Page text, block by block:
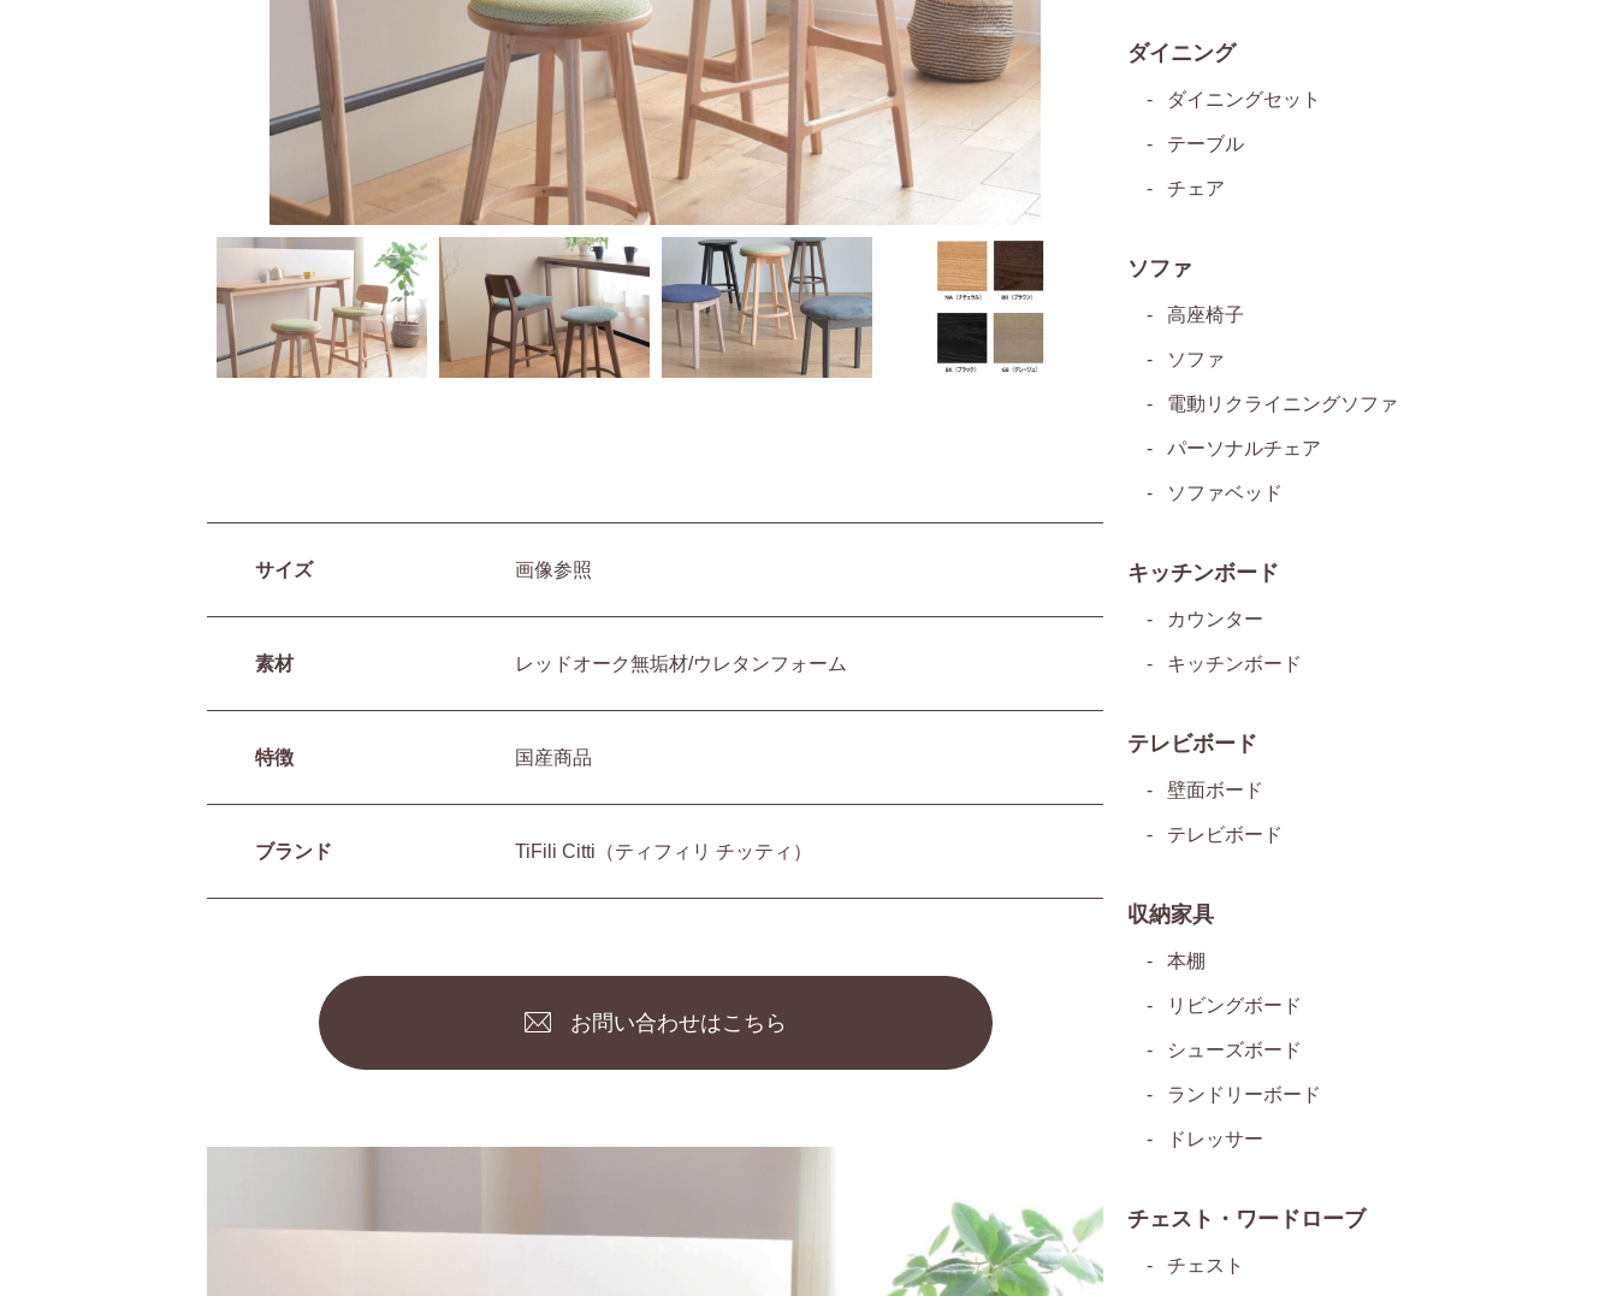
サイズ 画像参照
素材 レッドオーク無垢材/ウレタンフォーム
特徴 国産商品
ブランド TiFili Citti（ティフィリ チッティ）
お問い合わせはこちら
ダイニング
ダイニングセット
テーブル
チェア
ソファ
高座椅子
ソファ
電動リクライニングソファ
パーソナルチェア
ソファベッド
キッチンボード
カウンター
キッチンボード
テレビボード
壁面ボード
テレビボード
収納家具
本棚
リビングボード
シューズボード
ランドリーボード
ドレッサー
チェスト・ワードローブ
チェスト